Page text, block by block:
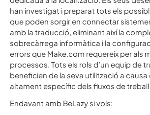
han investigat i preparat tots els
que poden sorgir en connectar
amb la traducció, eliminant així la
sobrecàrrega informàtica i la
errors que Make.com requereix per als
processos. Tots els rols d’un equip de
beneficien de la seva utilització a
altament específic dels fluxos de
Endavant amb BeLazy si vols: